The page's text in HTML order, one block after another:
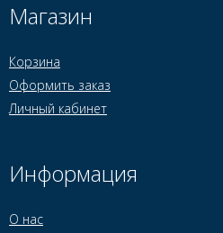
Магазин
Корзина
Оформить заказ
Личный кабинет
Информация
О нас